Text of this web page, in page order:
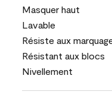
Masquer haut
Lavable
Résiste aux
Résistant aux blocs
Nivellement